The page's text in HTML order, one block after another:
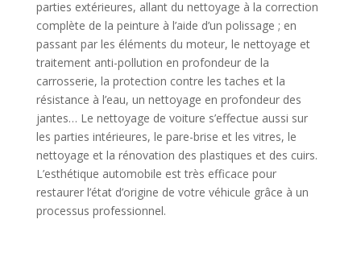
parties extérieures, allant du nettoyage à la correction
complète de la peinture à l’aide d’un polissage ; en
passant par les éléments du moteur, le nettoyage et
traitement anti-pollution en profondeur de la
carrosserie, la protection contre les taches et la
résistance à l’eau, un nettoyage en profondeur des
jantes… Le nettoyage de voiture s’effectue aussi sur
les parties intérieures, le pare-brise et les vitres, le
nettoyage et la rénovation des plastiques et des cuirs.
L’esthétique automobile est très efficace pour
restaurer l’état d’origine de votre véhicule grâce à un
processus professionnel.